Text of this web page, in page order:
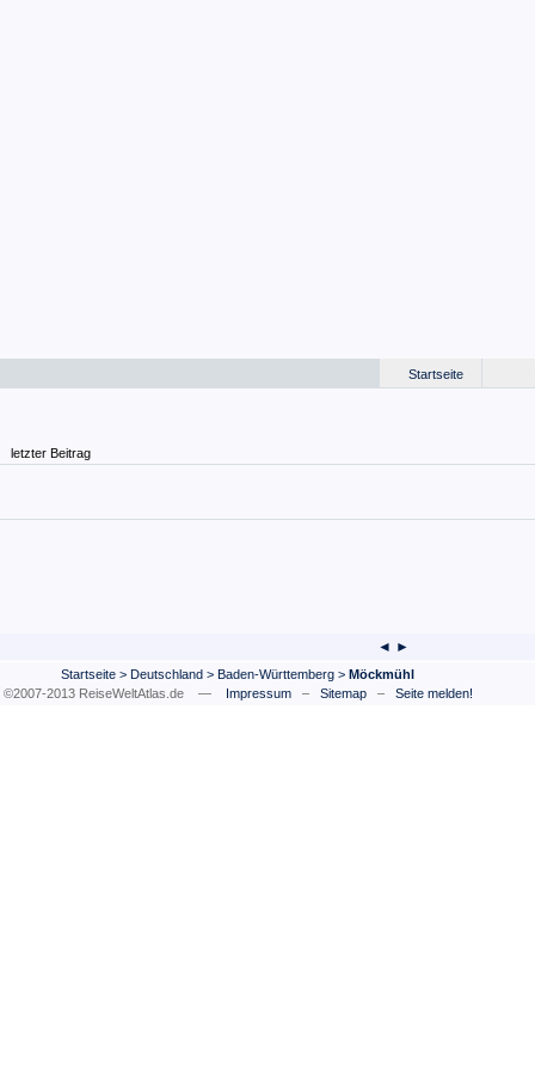
Startseite
letzter Beitrag
◄ ►
Startseite > Deutschland > Baden-Württemberg > Möckmühl
©2007-2013 ReiseWeltAtlas.de —
Impressum– Sitemap– Seite melden!